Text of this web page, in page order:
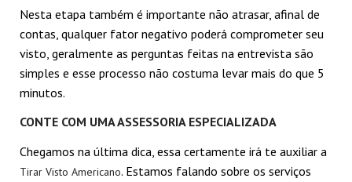
Nesta etapa também é importante não atrasar, afinal de
contas, qualquer fator negativo poderá comprometer seu
visto, geralmente as perguntas feitas na entrevista são
simples e esse processo não costuma levar mais do que 5
minutos.
CONTE COM UMA ASSESSORIA ESPECIALIZADA
Chegamos na última dica, essa certamente irá te auxiliar a
Tirar Visto Americano. Estamos falando sobre os serviços